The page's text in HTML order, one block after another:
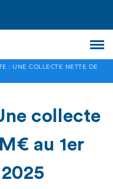
: UNE COLLECTE NETTE DE
collecte
au 1er